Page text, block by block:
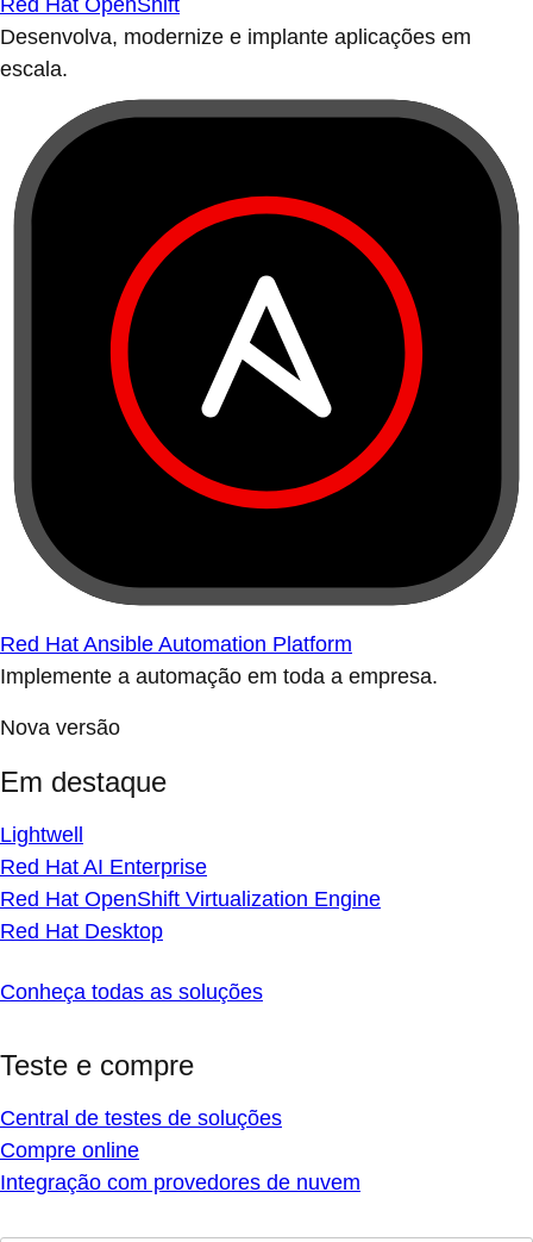
Red Hat OpenShift
Desenvolva, modernize e implante aplicações em
escala.
Red Hat Ansible Automation Platform
Implemente a automação em toda a empresa.
Nova versão
Em destaque
Lightwell
Red Hat AI Enterprise
Red Hat OpenShift Virtualization Engine
Red Hat Desktop
Conheça todas as soluções
Teste e compre
Central de testes de soluções
Compre online
Integração com provedores de nuvem